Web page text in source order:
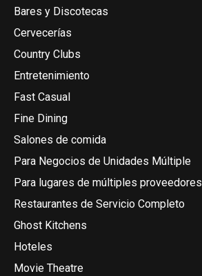
Bares y Discotecas
Cervecerías
Country Clubs
Entretenimiento
Fast Casual
Fine Dining
Salones de comida
Para Negocios de Unidades Múltiple
Para lugares de múltiples proveedores
Restaurantes de Servicio Completo
Ghost Kitchens
Hoteles
Movie Theatre